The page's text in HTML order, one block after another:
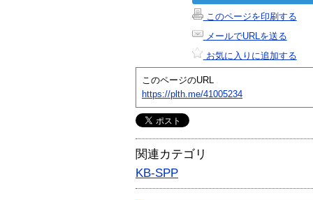
このページを印刷する
メールでURLを送る
お気に入りに追加する
このページのURL
https://plth.me/41005234
関連カテゴリ
KB-SPP